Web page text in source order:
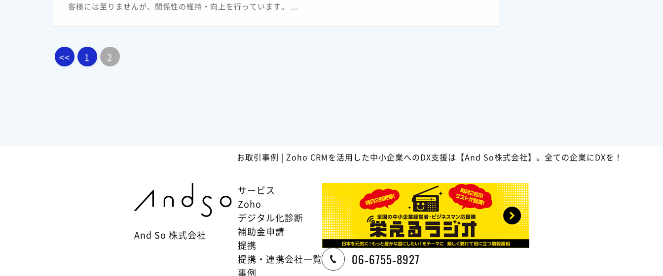
客様には至りませんが、関係性の維持・向上を行っています。 ...
<< 1 2
お取引事例 | Zoho CRMを活用した中小企業へのDX支援は【And So株式会社】。全ての企業にDXを！
And So 株式会社
サービス
Zoho
デジタル化診断
補助金申請
提携
提携・連携会社一覧
事例
06-6755-8927